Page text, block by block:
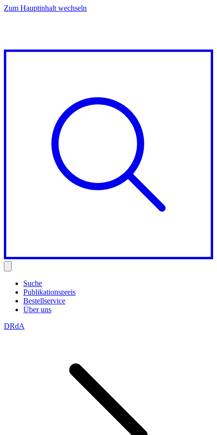
Zum Hauptinhalt wechseln
Suche
Publikationspreis
Bestellservice
Über uns
DRdA